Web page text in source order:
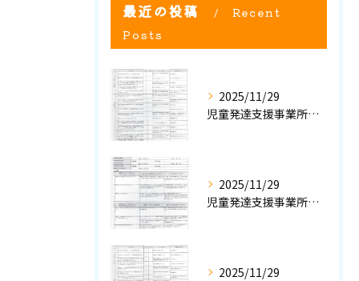
最近の投稿
Recent
Posts
2025/11/29
児童発達支援事業所における自己評価結果②
2025/11/29
児童発達支援事業所における自己評価結果①
2025/11/29